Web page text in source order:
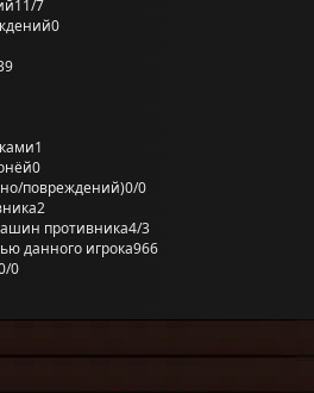
11/7
0
1
0
повреждений)0/0
2
противника4/3
данного игрока966
0